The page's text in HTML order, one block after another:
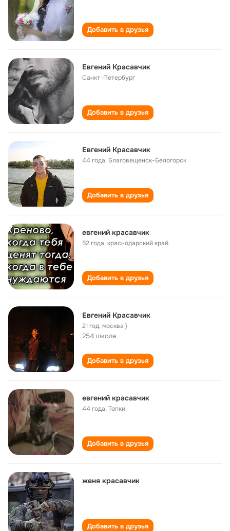
Добавить в друзья
Евгений Красавчик
Санкт-Петербург
Добавить в друзья
Евгений Красавчик
44 года, Благовещенск-Белогорск
Добавить в друзья
евгений красавчик
52 года,краснодарский край
Добавить в друзья
Евгений Красавчик
21 год,москва )
254 школа
Добавить в друзья
евгений красавчик
44 года,Топки
Добавить в друзья
женя красавчик
Добавить в друзья